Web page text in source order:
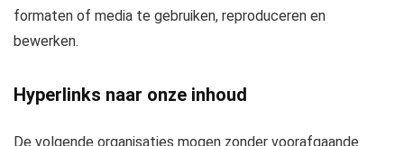
formaten of media te gebruiken, reproduceren en
bewerken.
Hyperlinks naar onze inhoud
De volgende organisaties mogen zonder voorafgaande